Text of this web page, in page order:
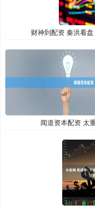
财神到配资 秦洪看
闻道资本配资 太